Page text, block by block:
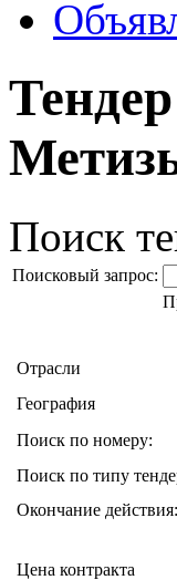
Поиск
Поисковый запрос:
Отрасли
География
Поиск по номеру:
Поиск по типу
Окончание действия:
Цена контракта